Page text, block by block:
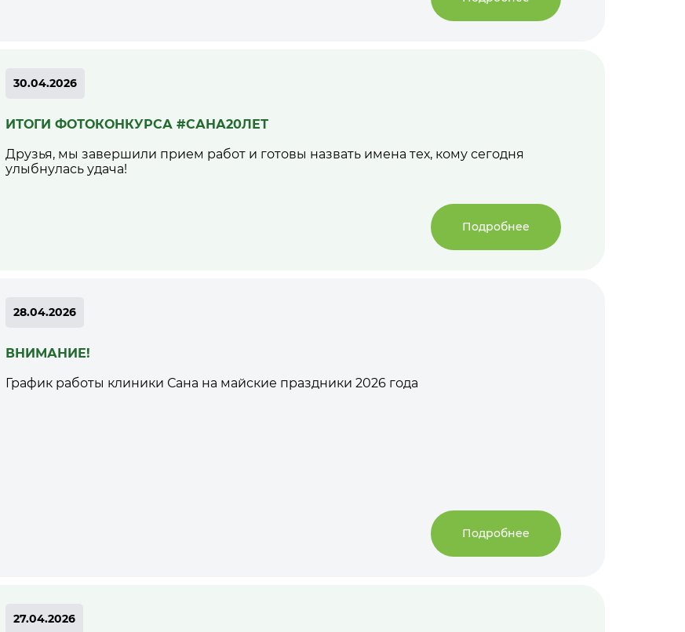
30.04.2026
ИТОГИ ФОТОКОНКУРСА #САНА20ЛЕТ
Друзья, мы завершили прием работ и готовы назвать имена тех, кому сегодня
улыбнулась удача!
Подробнее
28.04.2026
ВНИМАНИЕ!
График работы клиники Сана на майские праздники 2026 года
Подробнее
27.04.2026